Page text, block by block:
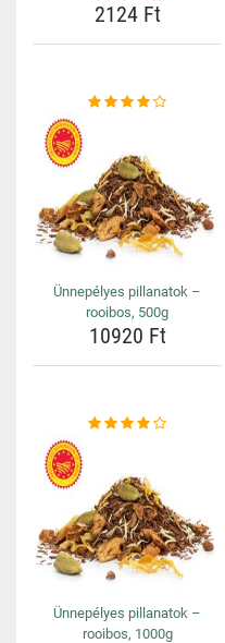
2124 Ft
Ünnepélyes pillanatok –
rooibos, 500g
10920 Ft
Ünnepélyes pillanatok –
rooibos, 1000g